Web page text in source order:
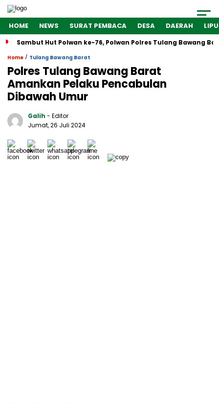
HOME NEWS SURAT PEMBACA DESA DAERAH
Sambut Hut Polwan ke-76, Polwan Polres Tulang Bawang
Home / Tulang Bawang Barat
Polres Tulang Bawang Barat
Amankan Pelaku Pencabulan
Dibawah Umur
Galih - Editor
Jumat, 26 Juli 2024